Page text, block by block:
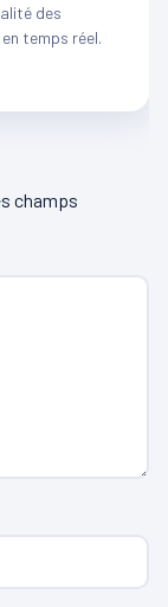
des
temps réel.
champs